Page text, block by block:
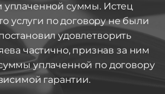
уплаченной суммы. Истец
услуги по договору не были
удовлетворить
частично, признав за ним
уплаченной по договору
гарантии.